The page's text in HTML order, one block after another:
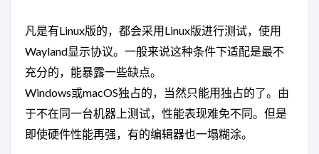
凡是有Linux版的，都会采用Linux版进行测试，使用
Wayland显示协议。一般来说这种条件下适配是最不
充分的，能暴露一些缺点。
Windows或macOS独占的，当然只能用独占的了。由
于不在同一台机器上测试，性能表现难免不同。但是
即使硬件性能再强，有的编辑器也一塌糊涂。